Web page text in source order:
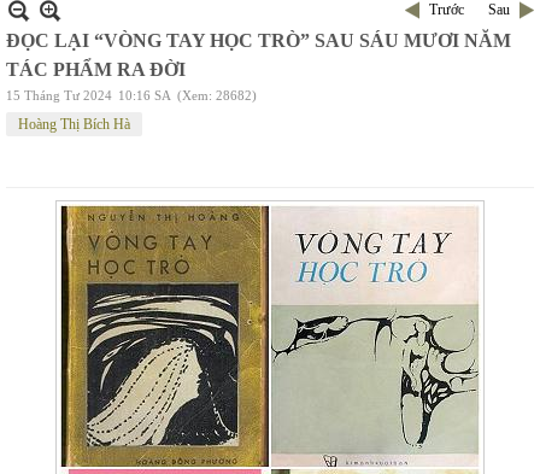
Trước Sau
ĐỌC LẠI “VÒNG TAY HỌC TRÒ” SAU SÁU MƯƠI NĂM
TÁC PHẨM RA ĐỜI
15 Tháng Tư 2024 10:16 SA (Xem: 28682)
Hoàng Thị Bích Hà